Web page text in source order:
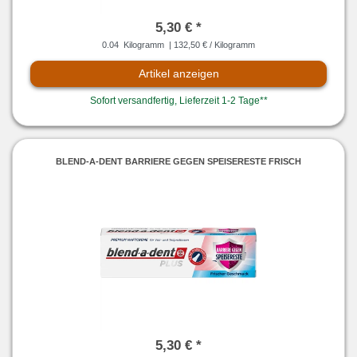
5,30 € *
0.04 Kilogramm | 132,50 € / Kilogramm
Artikel anzeigen
Sofort versandfertig, Lieferzeit 1-2 Tage**
BLEND-A-DENT BARRIERE GEGEN SPEISERESTE FRISCH
5,30 € *